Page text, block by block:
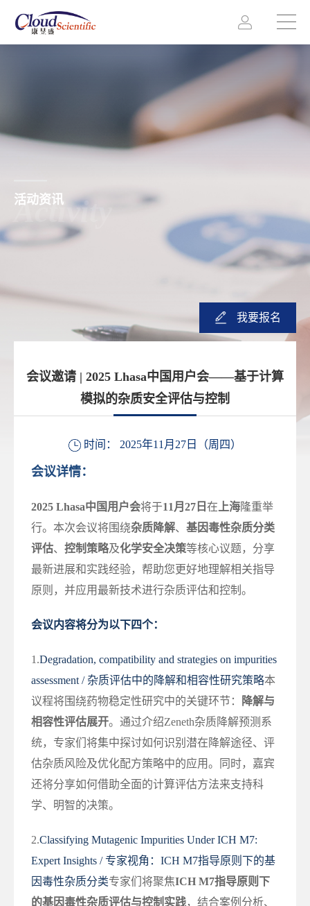
活动资讯
Activity
我要报名
会议邀请 | 2025 Lhasa中国用户会——基于计算
模拟的杂质安全评估与控制
时间： 2025年11月27日（周四）
会议详情：
2025 Lhasa中国用户会将于11月27日 在 上海隆重举
行。本次会议将围绕杂质降解、 基因毒性杂质分类
评估、 控制策略及化学安全决策等核心议题，分享
最新进展和实践经验，帮助您更好地理解相关指导
原则，并应用最新技术进行杂质评估和控制。
会议内容将分为以下四个：
1.Degradation, compatibility and strategies on impurities
assessment / 杂质评估中的降解和相容性研究策略本
议程将围绕药物稳定性研究中的关键环节：
降解与
相容性评估展开。通过介绍Zeneth杂质降解预测系
统，专家们将集中探讨如何识别潜在降解途径、评
估杂质风险及优化配方策略中的应用。同时，嘉宾
还将分享如何借助全面的计算评估方法来支持科
学、明智的决策。
2.Classifying Mutagenic Impurities Under ICH M7:
Expert Insights / 专家视角：ICH M7指导原则下的基
因毒性杂质分类专家们将聚焦ICH M7指导原则下
的基因毒性杂质评估与控制实践，结合案例分析、